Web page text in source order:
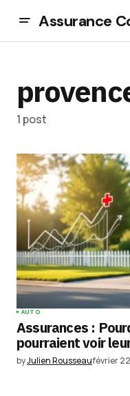
Assurance
1 post
AUTO
Assurances :
pourraient voir
byJulien Rousseaufévrier